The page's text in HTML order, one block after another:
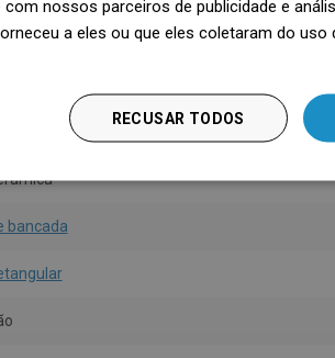
cm
bancada
nossos parceiros de publicidade e
a eles ou que eles coletaram do uso
RECUSAR TODOS